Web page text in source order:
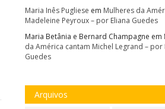
Maria Inês Pugliese em Mulheres da
Madeleine Peyroux – por Eliana Guedes
Maria Betânia e Bernard Champagne em
da América cantam Michel Legrand – por
Guedes
Arquivos